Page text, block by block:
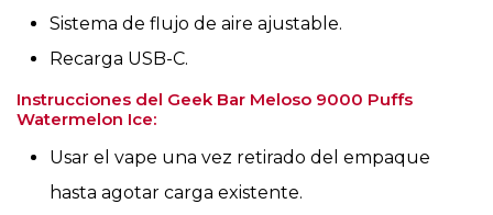
Sistema de flujo de aire ajustable.
Recarga USB-C.
Instrucciones del Geek Bar Meloso 9000 Puffs
Watermelon Ice:
Usar el vape una vez retirado del empaque
hasta agotar carga existente.